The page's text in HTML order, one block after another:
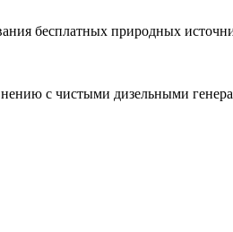
бесплатных природных
с чистыми дизельными